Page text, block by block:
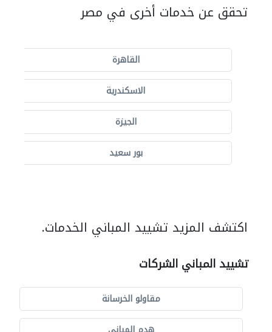
تحقق عن خدمات أخرى في مصر
القاهرة
الاسكندرية
الجيزة
بور سعيد
اكتشف المزيد تشييد المباني الخدمات.
تشييد المباني الشركات
مقاولو الخرسانة